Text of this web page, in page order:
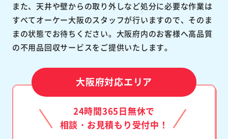
また、天井や壁からの取り外しなど処分に必要な作業は
すべてオーケー大阪のスタッフが行いますので、そのま
まの状態でお待ちください。大阪府内のお客様へ高品質
の不用品回収サービスをご提供いたします。
大阪府対応エリア
24時間365日無休で
相談・お見積もり受付中！